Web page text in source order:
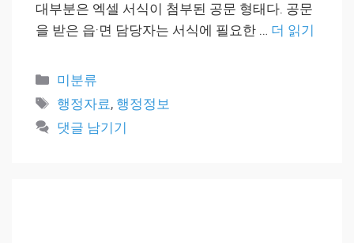
대부분은 엑셀 서식이 첨부된 공문 형태다. 공문
을 받은 읍·면 담당자는 서식에 필요한 … 더 읽기
카
테
리
미분류
태
그
행정자료, 행정정보
댓글 남기기